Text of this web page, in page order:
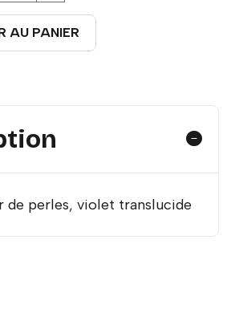
AU PANIER
de perles, violet translucide